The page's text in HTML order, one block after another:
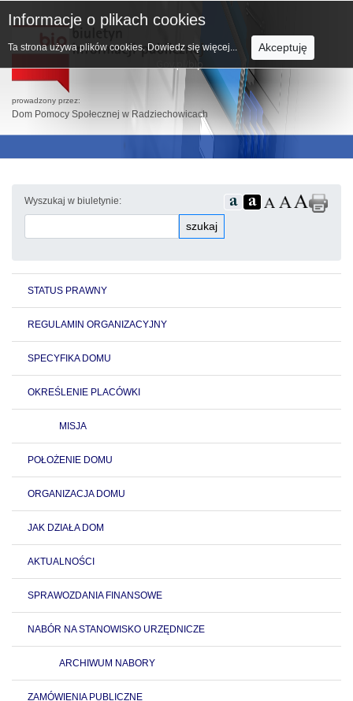
prowadzony przez:
Dom Pomocy Społecznej w Radziechowicach
Wyszukaj w biuletynie:
szukaj
STATUS PRAWNY
REGULAMIN ORGANIZACYJNY
SPECYFIKA DOMU
OKREŚLENIE PLACÓWKI
MISJA
POŁOŻENIE DOMU
ORGANIZACJA DOMU
JAK DZIAŁA DOM
AKTUALNOŚCI
SPRAWOZDANIA FINANSOWE
NABÓR NA STANOWISKO URZĘDNICZE
ARCHIWUM NABORY
ZAMÓWIENIA PUBLICZNE
Informacje o plikach cookies
Ta strona używa plików cookies. Dowiedz się więcej... Akceptuję